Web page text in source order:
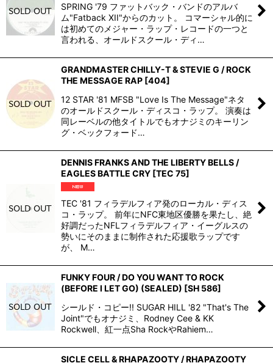
SPRING '79 ファットバック・バンドのアルバ
ム"Fatback XII"からのカット。 コマーシャル的に
は初めてのメジャー・ラップ・レコードの一つと
言われる、オールドスクール・ディ…
GRANDMASTER CHILLY-T & STEVIE G / ROCK
THE MESSAGE RAP [404]
12 STAR '81 MFSB "Love Is The Message"ネタ
のオールドスクール・ディスコ・ラップ。 演奏は
同レーベルの他タイトルでもオナジミのキーリン
グ・ベックフォード…
DENNIS FRANKS AND THE LIBERTY BELLS /
EAGLES BATTLE CRY [TEC 75]
TEC '81 フィラデルフィア発のローカル・ディス
コ・ラップ。 前年にNFC東地区優勝を果たし、絶
好調だったNFLフィラデルフィア・イーグルスの
勢いにそのままに制作された応援歌ラップです
が、 M…
FUNKY FOUR / DO YOU WANT TO ROCK
(BEFORE I LET GO) (SEALED) [SH 586]
シールド・コピー!! SUGAR HILL '82 "That's The
Joint"でもオナジミ、Rodney Cee & KK
Rockwell、紅一点Sha RockやRahiem…
SICLE CELL & RHAPAZOOTY / RHAPAZOOTY